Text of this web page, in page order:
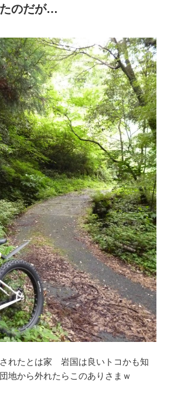
のだが…
れたとは家 岩国は良いトコかも知
地から外れたらこのありさまｗ